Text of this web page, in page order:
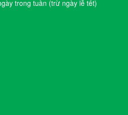
trong tuần (trừ ngày lễ tết)